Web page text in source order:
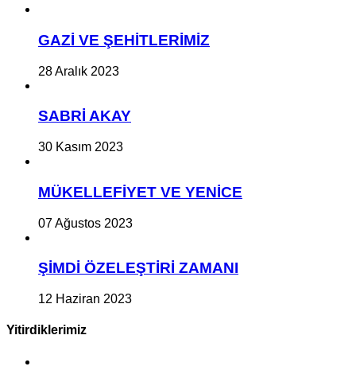
GAZİ VE ŞEHİTLERİMİZ
28 Aralık 2023
SABRİ AKAY
30 Kasım 2023
MÜKELLEFİYET VE YENİCE
07 Ağustos 2023
ŞİMDİ ÖZELEŞTİRİ ZAMANI
12 Haziran 2023
Yitirdiklerimiz